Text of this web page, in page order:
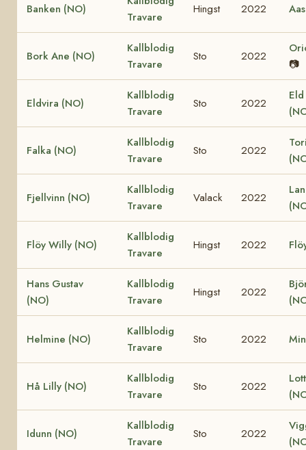
Banken (NO)
Travare
Hingst 2022
Bork Ane (NO)
Kallblodig
Travare
Sto 2022
📷
Eldvira (NO)
Kallblodig
Travare
Sto 2022
Falka (NO)
Kallblodig
Travare
Sto 2022
Fjellvinn (NO)
Kallblodig
Travare
Valack 2022
Flöy Willy (NO)
Kallblodig
Travare
Hingst 2022
Hans Gustav
(NO)
Kallblodig
Travare
Hingst 2022
Helmine (NO)
Kallblodig
Travare
Sto 2022
Hå Lilly (NO)
Kallblodig
Travare
Sto 2022
Idunn (NO)
Kallblodig
Travare
Sto 2022